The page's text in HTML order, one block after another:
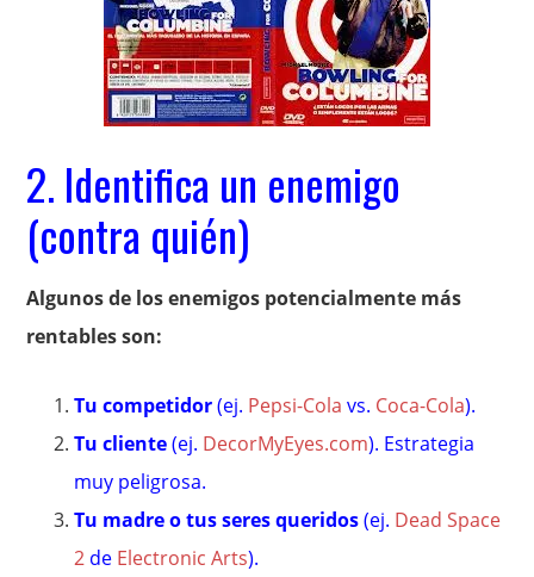
2. Identifica un enemigo
(contra quién)
Algunos de los enemigos potencialmente más
rentables son:
Tu competidor(ej. Pepsi-Cola vs. Coca-Cola).
Tu cliente(ej. DecorMyEyes.com). Estrategia
muy peligrosa.
Tu madre o tus seres queridos(ej. Dead Space
2 de Electronic Arts).